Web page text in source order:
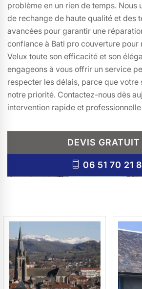
problème en un rien de temps. Nous
de rechange de haute qualité et des
avancées pour garantir une
confiance à Bati pro couverture pour
Velux toute son efficacité et son
engageons à vous offrir un service
respecter les délais, parce que votre
notre priorité. Contactez-nous dès
intervention rapide et professionnelle
DEVIS GRATUIT
06 51 70 21